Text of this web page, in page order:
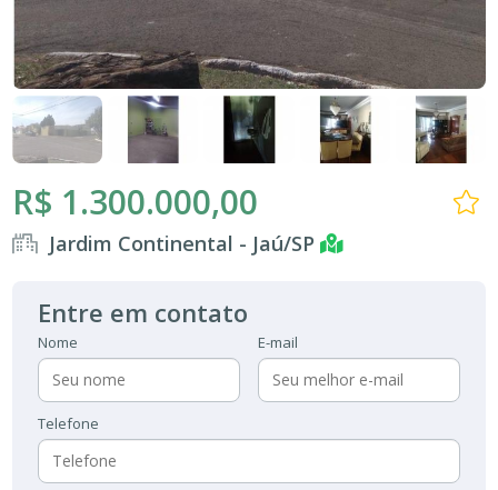
R$ 1.300.000,00
Jardim Continental - Jaú/SP
Entre em contato
Nome E-mail
Telefone